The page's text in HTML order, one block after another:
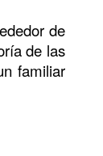
de
de las
familiar